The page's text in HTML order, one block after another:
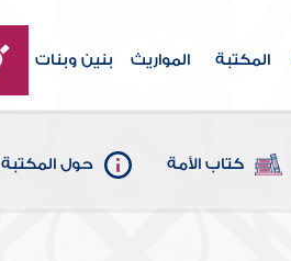
المكتبة المواريث بنين وبنات
كتاب الأمة حول المكتبة